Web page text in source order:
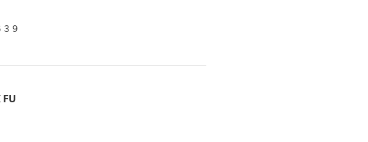
９
FU